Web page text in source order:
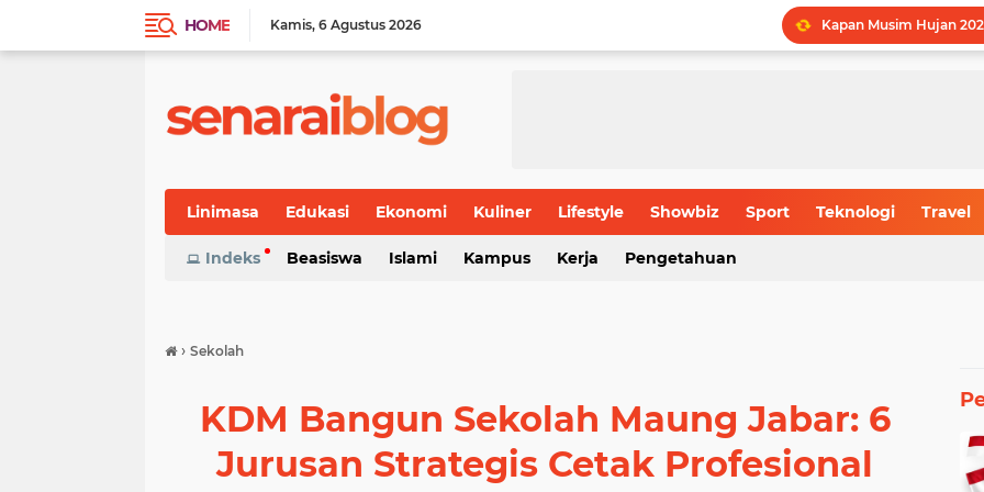
HOME Kamis 6 Agustus 2026
Kapan Musim Hujan
LPDP STEM Industri
Batas Usia Maksimal
Linimasa Edukasi Ekonomi Kuliner Lifestyle Showbiz Sport Teknologi Travel
Indeks Beasiswa Islami Kampus Kerja Pengetahuan
› Sekolah
KDM Bangun Sekolah Maung Jabar: 6
Jurusan Strategis Cetak Profesional